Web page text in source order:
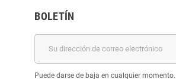
BOLETÍN
Puede darse de baja en cualquier